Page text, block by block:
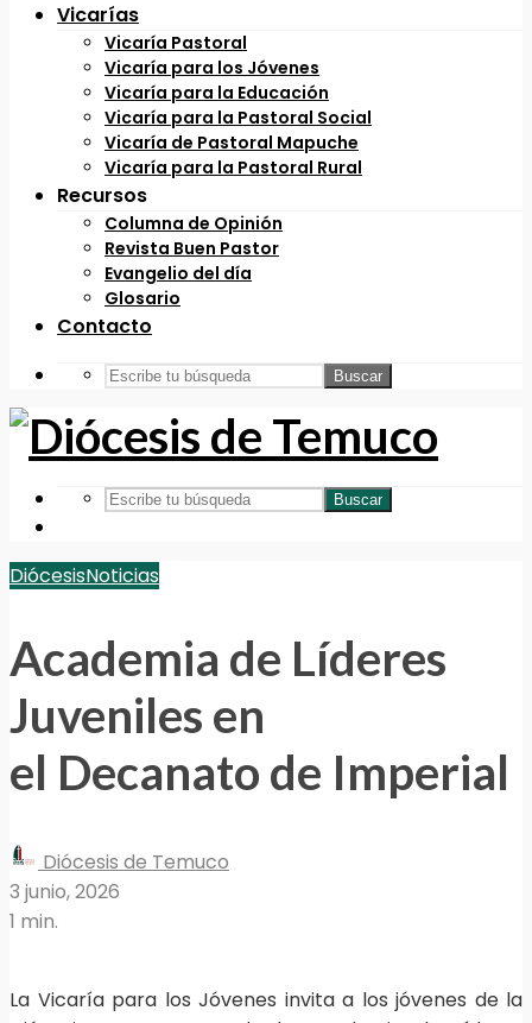
Vicarías
Vicaría Pastoral
Vicaría para los Jóvenes
Vicaría para la Educación
Vicaría para la Pastoral Social
Vicaría de Pastoral Mapuche
Vicaría para la Pastoral Rural
Recursos
Columna de Opinión
Revista Buen Pastor
Evangelio del día
Glosario
Contacto
Buscar
Buscar
DiócesisNoticias
Academia de Líderes
Juveniles en
el Decanato de Imperial
Diócesis de Temuco
3 junio, 2026
1 min.
La Vicaría para los Jóvenes invita a los jóvenes de la